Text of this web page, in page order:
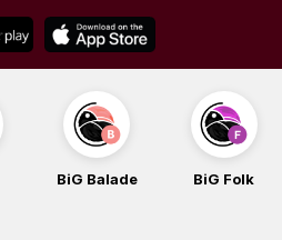
BiG Balade BiG Folk